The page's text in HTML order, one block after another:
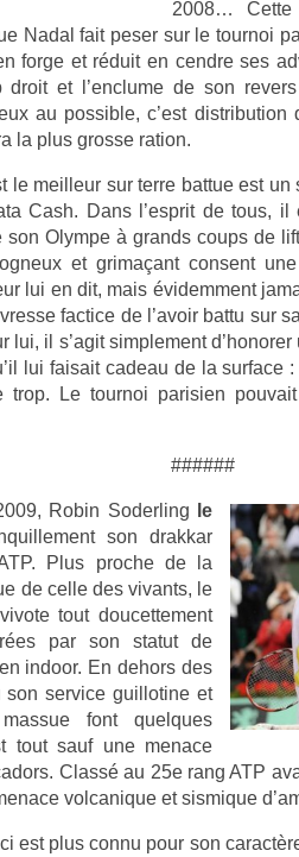
2008… Cette
Nadal fait peser sur le tour­noi
forge et réduit en cendre ses
et l’enclume de son
au pos­sible, c’est
la plus gros­se ra­tion.
le meil­leur sur terre bat­tue est un
Cash. Dans l’esprit de tous,
son Olym­pe à grands coups de
et grimaçant con­sent
lui en dit, mais évidem­ment
fac­tice de l’avoir battu sur
lui, il s’agit simple­ment
lui faisait cadeau de la sur­face
Le tour­noi parisi­en
######
Robin Soderl­ing
le
son drak­kar
Plus pro­che de la
de celle des vivants, le
tout doucet­te­ment
par son statut de
in­door. En de­hors des
son ser­vice guil­lotine et
font quel­ques
tout sauf une menace
Classé au 25e rang ATP
vol­canique et sis­mique
est plus connu pour son